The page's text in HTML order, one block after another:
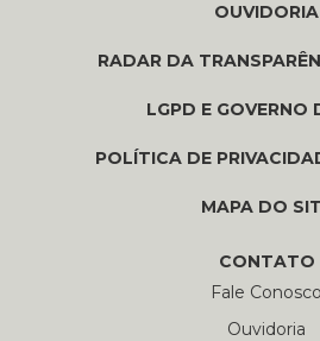
OUVIDORIA
RADAR DA
LGPD E GOVERNO
POLÍTICA DE
MAPA DO
CONTATO
Fale Conosco
Ouvidoria